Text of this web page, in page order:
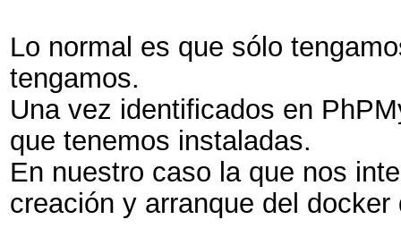
Lo normal es que sólo
tengamos.
Una vez identificados en
que tenemos instaladas.
En nuestro caso la que nos
creación y arranque del